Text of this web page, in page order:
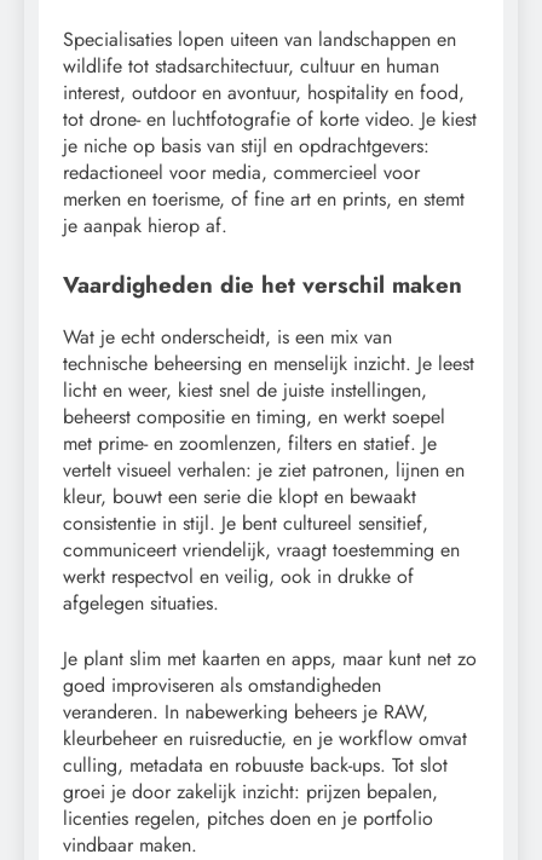
Specialisaties lopen uiteen van landschappen en
wildlife tot stadsarchitectuur, cultuur en human
interest, outdoor en avontuur, hospitality en food,
tot drone- en luchtfotografie of korte video. Je kiest
je niche op basis van stijl en opdrachtgevers:
redactioneel voor media, commercieel voor
merken en toerisme, of fine art en prints, en stemt
je aanpak hierop af.
Vaardigheden die het verschil maken
Wat je echt onderscheidt, is een mix van
technische beheersing en menselijk inzicht. Je leest
licht en weer, kiest snel de juiste instellingen,
beheerst compositie en timing, en werkt soepel
met prime- en zoomlenzen, filters en statief. Je
vertelt visueel verhalen: je ziet patronen, lijnen en
kleur, bouwt een serie die klopt en bewaakt
consistentie in stijl. Je bent cultureel sensitief,
communiceert vriendelijk, vraagt toestemming en
werkt respectvol en veilig, ook in drukke of
afgelegen situaties.
Je plant slim met kaarten en apps, maar kunt net zo
goed improviseren als omstandigheden
veranderen. In nabewerking beheers je RAW,
kleurbeheer en ruisreductie, en je workflow omvat
culling, metadata en robuuste back-ups. Tot slot
groei je door zakelijk inzicht: prijzen bepalen,
licenties regelen, pitches doen en je portfolio
vindbaar maken.